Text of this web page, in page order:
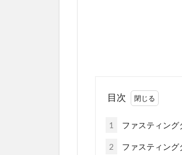
目次
1 ファスティング
2 ファスティング